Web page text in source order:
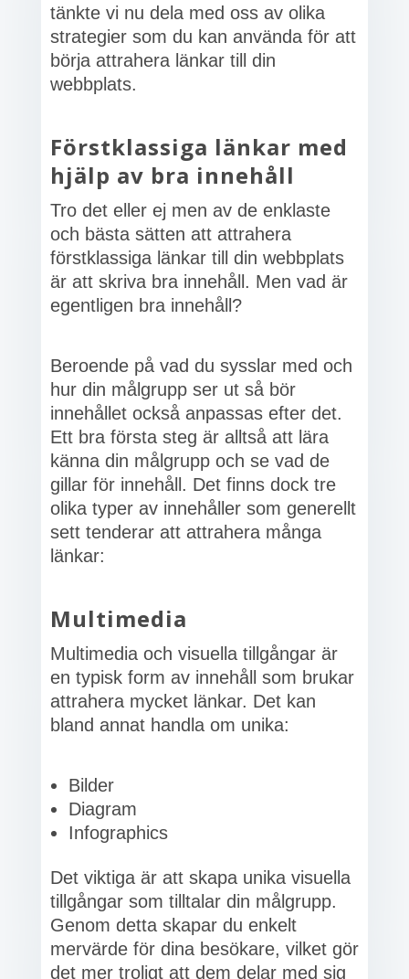
tänkte vi nu dela med oss av olika
strategier som du kan använda för att
börja attrahera länkar till din
webbplats.
Förstklassiga länkar med
hjälp av bra innehåll
Tro det eller ej men av de enklaste
och bästa sätten att attrahera
förstklassiga länkar till din webbplats
är att skriva bra innehåll. Men vad är
egentligen bra innehåll?
Beroende på vad du sysslar med och
hur din målgrupp ser ut så bör
innehållet också anpassas efter det.
Ett bra första steg är alltså att lära
känna din målgrupp och se vad de
gillar för innehåll. Det finns dock tre
olika typer av innehåller som generellt
sett tenderar att attrahera många
länkar:
Multimedia
Multimedia och visuella tillgångar är
en typisk form av innehåll som brukar
attrahera mycket länkar. Det kan
bland annat handla om unika:
Bilder
Diagram
Infographics
Det viktiga är att skapa unika visuella
tillgångar som tilltalar din målgrupp.
Genom detta skapar du enkelt
mervärde för dina besökare, vilket gör
det mer troligt att dem delar med sig